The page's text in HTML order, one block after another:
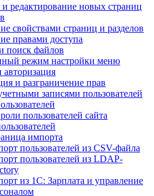
редактирование новых страниц
свойствами страниц и разделов
правами доступа
поиск файлов
режим настройки меню
авторизация
и разграничение прав
записями пользователей
пользователей сайта
импорта
пользователей из CSV-файла
пользователей из LDAP-
из 1С: Зарплата и управление